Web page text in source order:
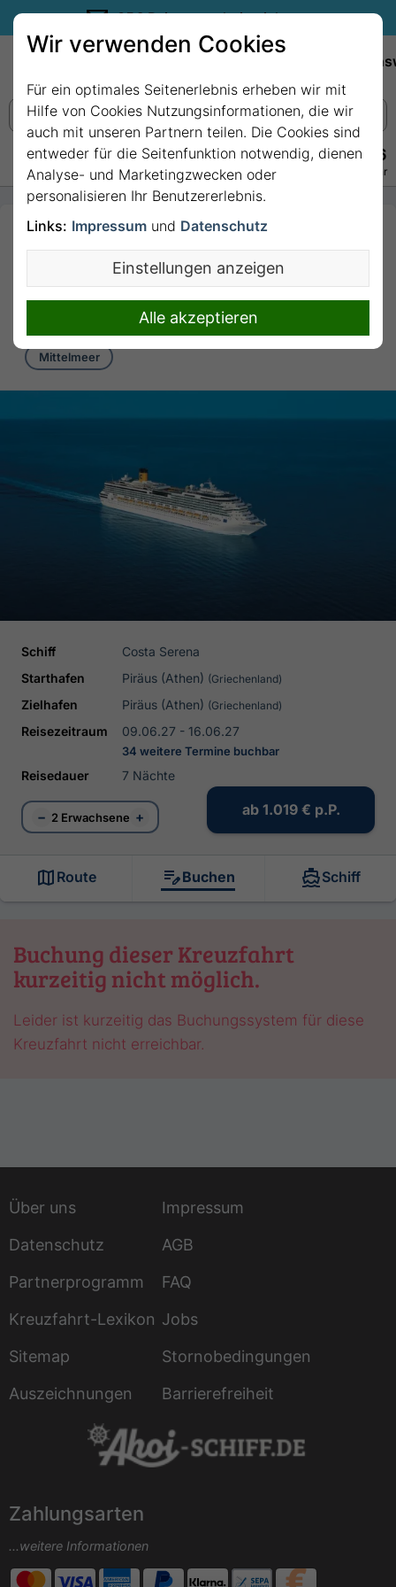
35€ Reisegutschein sichern.
+49 228 3875 7256
Persönlich · Kostenlos · Täglich 08–22 Uhr
7 Nächte - Griechenland,
Malta, Italien mit Costa
Serena
7 Nächte von/bis Piräus (Athen)
Mittelmeer
Schiff
Costa Serena
Starthafen
Piräus (Athen) (Griechenland)
Zielhafen Piräus (Athen) (Griechenland)
Reisezeitraum 09.06.27 - 16.06.27
34 weitere Termine buchbar
Reisedauer 7 Nächte
− 2 Erwachsene + ab 1.019 € p.P.
Route Buchen Schiff
Buchung dieser Kreuzfahrt
kurzeitig nicht möglich.
Leider ist kurzeitig das Buchungssystem für diese
Kreuzfahrt nicht erreichbar.
Über uns
Impressum
Datenschutz
AGB
Partnerprogramm
FAQ
Kreuzfahrt-Lexikon Jobs
Sitemap
Stornobedingungen
Auszeichnungen
Barrierefreiheit
Zahlungsarten
...weitere Informationen
Wir verwenden Cookies
Für ein optimales Seitenerlebnis erheben wir mit
Hilfe von Cookies Nutzungsinformationen, die wir
auch mit unseren Partnern teilen. Die Cookies sind
entweder für die Seitenfunktion notwendig, dienen
Analyse- und Marketingzwecken oder
personalisieren Ihr Benutzererlebnis.
Links: Impressum und Datenschutz
Einstellungen anzeigen
Alle akzeptieren